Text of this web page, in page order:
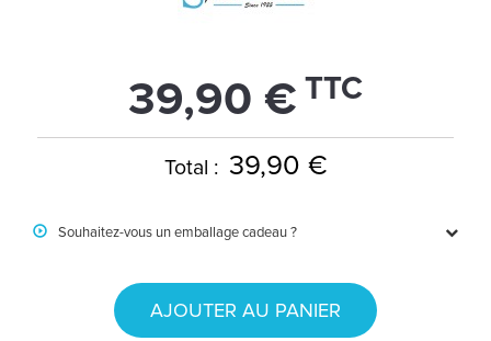
39,90 € TTC
Total : 39,90 €
Souhaitez-vous un emballage cadeau ?
AJOUTER AU PANIER